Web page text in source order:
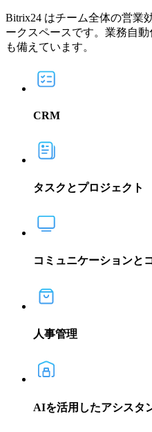
Bitrix24 はチーム全体の営業
ークスペースです。業務自
も備えています。
CRM
タスクとプロジェクト
コミュニケーションと
人事管理
AIを活用したアシスタ